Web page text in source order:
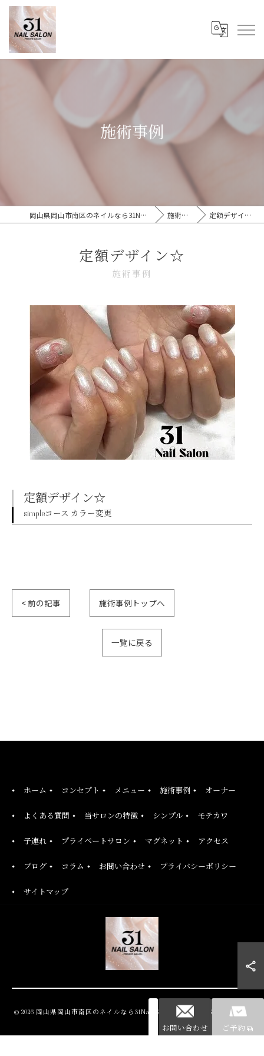
施術事例
岡山県岡山市南区のネイルなら31Nail Salon 施術事例 定額デザイン☆
施術事例
定額デザイン☆
定額デザイン☆
simpleコース カラー変更
< 前の記事 施術事例トップへ
一覧に戻る
お問い合わせ ご予約
ホーム コンセプト メニュー 施術事例 オーナー
よくある質問 当サロンの特徴 シンプル モテカワ
子連れ プライベートサロン マグネット アクセス
ブログ コラム お問い合わせ プライバシーポリシー
サイトマップ
© 2026 岡山県岡山市南区のネイルなら31Nail Salon ALL RIGHTS RESERVED.